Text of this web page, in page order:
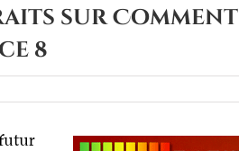
sur Comment
8